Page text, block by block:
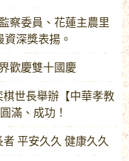
察委員、花蓮主農里
深獎表揚。
歡慶雙十國慶
世長舉辦【中華孝教
滿、成功！
平安久久 健康久久